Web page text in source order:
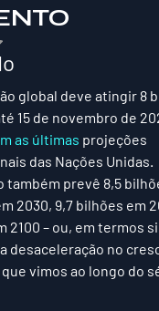
com NaN de 5 estrelas.
global deve atingir 8
15 de novembro de
as últimas projeções
das Nações Unidas.
também prevê 8,5
2030, 9,7 bilhões em
2100 – ou, em termos
desaceleração no
vimos ao longo do